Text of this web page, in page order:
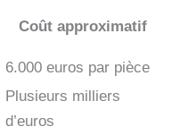
Coût approximatif
6.000 euros par pièce
Plusieurs milliers
d’euros